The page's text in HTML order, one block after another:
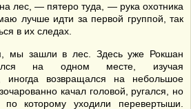
лес, — пятеро туда, — рука охотника
лучше идти за первой группой, так
в их следах.
мы зашли в лес. Здесь уже Рокшан
на одном месте, изучая
иногда возвращался на небольшое
качал головой, ругался, но
которому уходили перевертыши.